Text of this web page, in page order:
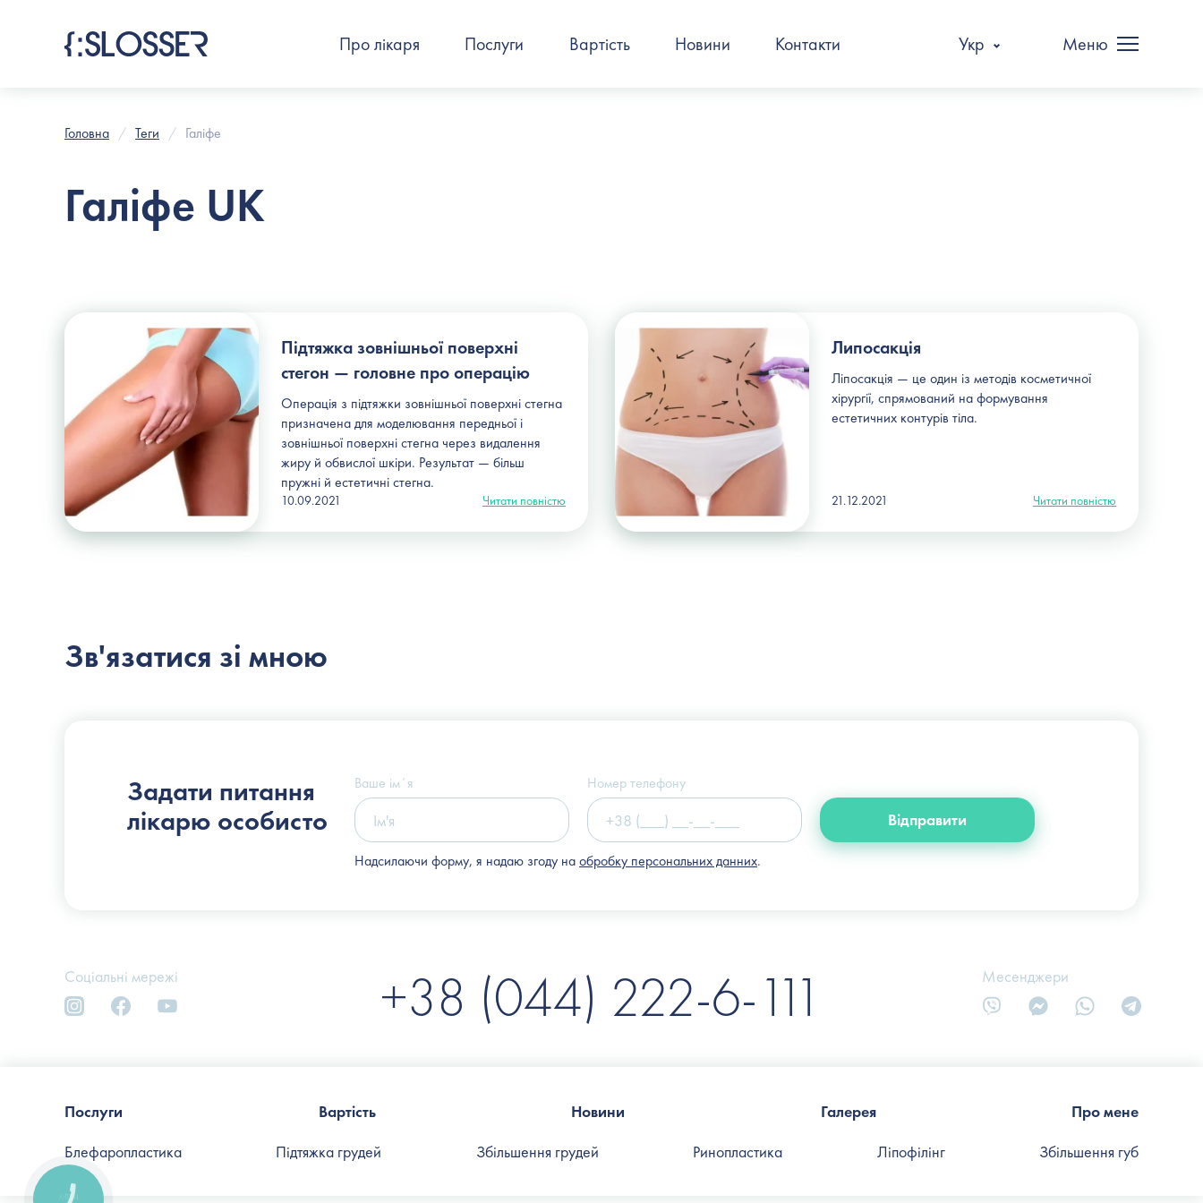
Про лікаря Послуги Вартість Новини Контакти Укр Меню
Головна Теги Галіфе
Галіфе UK
Підтяжка зовнішньої поверхні
стегон — головне про операцію
Операція з підтяжки зовнішньої поверхні стегна
призначена для моделювання передньої і
зовнішньої поверхні стегна через видалення
жиру й обвислої шкіри. Результат — більш
пружні й естетичні стегна.
10.09.2021 Читати повністю
Липосакція
Ліпосакція — це один із методів косметичної
хірургії, спрямований на формування
естетичних контурів тіла.
21.12.2021 Читати повністю
Зв'язатися зі мною
info@slosser.com.ua
Задати питання
лікарю особисто
Ваше імʼя Номер телефону
Відправити
Надсилаючи форму, я надаю згоду наобробку персональних данних.
Соціальні мережі +38 (044) 222-6-111 Месенджери
Послуги Вартість Новини Галерея
Про мене
Блефаропластика
Підтяжка грудей Збільшення грудей Ринопластика Ліпофілінг Збільшення губ
КНОПКА